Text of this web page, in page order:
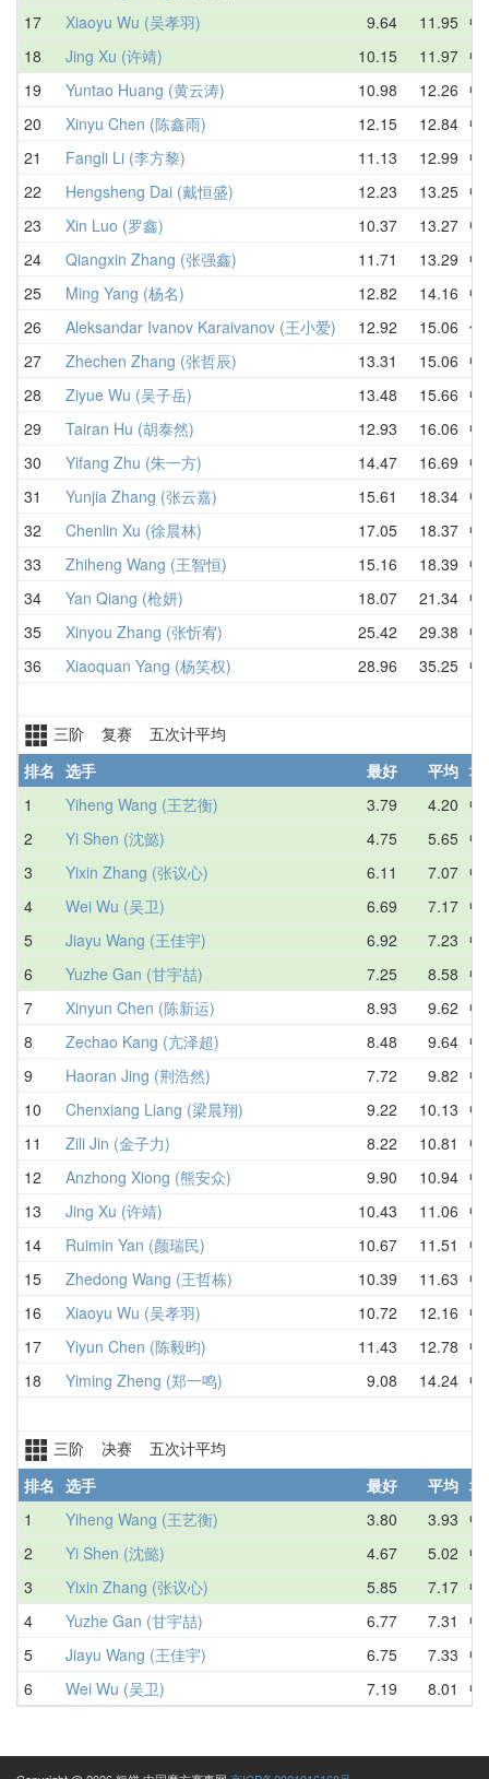
17
Xiaoyu Wu (吴孝羽) 9.64 11.95 中
18
Jing Xu (许靖) 10.15 11.97 中
19
Yuntao Huang (黄云涛) 10.98 12.26 中
20
Xinyu Chen (陈鑫雨) 12.15 12.84 中
21
Fangli Li (李方黎) 11.13 12.99 中
22
Hengsheng Dai (戴恒盛) 12.23 13.25 中
23
Xin Luo (罗鑫) 10.37 13.27 中
24
Qiangxin Zhang (张强鑫) 11.71 13.29 中
25
Ming Yang (杨名) 12.82 14.16 中
26
Aleksandar Ivanov Karaivanov (王小爱) 12.92 15.06 保
27
Zhechen Zhang (张哲辰) 13.31 15.06 中
28
Ziyue Wu (吴子岳) 13.48 15.66 中
29
Tairan Hu (胡泰然) 12.93 16.06 中
30
Yifang Zhu (朱一方) 14.47 16.69 中
31
Yunjia Zhang (张云嘉) 15.61 18.34 中
32
Chenlin Xu (徐晨林) 17.05 18.37 中
33
Zhiheng Wang (王智恒) 15.16 18.39 中
34
Yan Qiang (枪妍) 18.07 21.34 中
35
Xinyou Zhang (张忻宥) 25.42 29.38 中
36
Xiaoquan Yang (杨笑权) 28.96 35.25 中
三阶 复赛 五次计平均
排名 选手 最好 平均 地
1
Yiheng Wang (王艺衡) 3.79 4.20 中
2
Yi Shen (沈懿) 4.75 5.65 中
3
Yixin Zhang (张议心) 6.11 7.07 中
4
Wei Wu (吴卫) 6.69 7.17 中
5
Jiayu Wang (王佳宇) 6.92 7.23 中
6
Yuzhe Gan (甘宇喆) 7.25 8.58 中
7
Xinyun Chen (陈新运) 8.93 9.62 中
8
Zechao Kang (亢泽超) 8.48 9.64 中
9
Haoran Jing (荆浩然) 7.72 9.82 中
10
Chenxiang Liang (梁晨翔) 9.22 10.13 中
11
Zili Jin (金子力) 8.22 10.81
中
12
Anzhong Xiong (熊安众) 9.90 10.94 中
13
Jing Xu (许靖) 10.43 11.06 中
14
Ruimin Yan (颜瑞民) 10.67 11.51
中
15
Zhedong Wang (王哲栋) 10.39 11.63 中
16
Xiaoyu Wu (吴孝羽) 10.72 12.16 中
17
Yiyun Chen (陈毅昀) 11.43 12.78 中
18
Yiming Zheng (郑一鸣) 9.08 14.24 中
三阶 决赛 五次计平均
排名 选手 最好 平均 地
1
Yiheng Wang (王艺衡) 3.80 3.93 中
2
Yi Shen (沈懿) 4.67 5.02 中
3
Yixin Zhang (张议心) 5.85 7.17 中
4
Yuzhe Gan (甘宇喆) 6.77 7.31
中
5
Jiayu Wang (王佳宇) 6.75 7.33 中
6
Wei Wu (吴卫) 7.19 8.01 中